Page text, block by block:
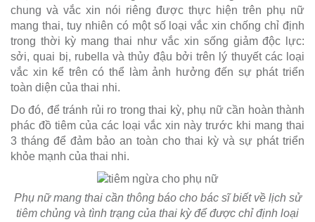
chung và vắc xin nói riêng được thực hiện trên phụ nữ
mang thai, tuy nhiên có một số loại vắc xin chống chỉ định
trong thời kỳ mang thai như vắc xin sống giảm độc lực:
sởi, quai bị, rubella và thủy đậu bởi trên lý thuyết các loại
vắc xin kể trên có thể làm ảnh hưởng đến sự phát triển
toàn diện của thai nhi.
Do đó, để tránh rủi ro trong thai kỳ, phụ nữ cần hoàn thành
phác đồ tiêm của các loại vắc xin này trước khi mang thai
3 tháng để đảm bảo an toàn cho thai kỳ và sự phát triển
khỏe mạnh của thai nhi.
Phụ nữ mang thai cần thông báo cho bác sĩ biết về lịch sử
tiêm chủng và tình trạng của thai kỳ để được chỉ định loại